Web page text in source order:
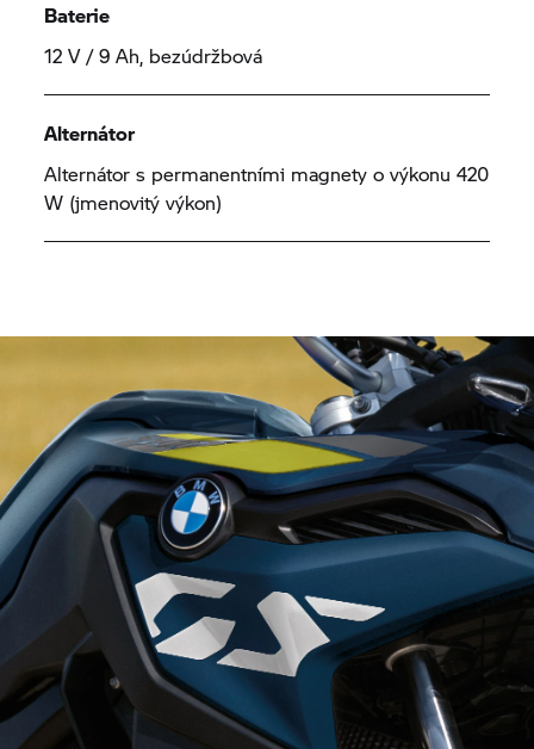
Baterie
12 V / 9 Ah, bezúdržbová
Alternátor
Alternátor s permanentními magnety o výkonu 420
W (jmenovitý výkon)